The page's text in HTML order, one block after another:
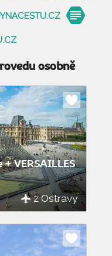
osobně
Do
oblíbených
+ VERSAILLES
z Ostravy
Do